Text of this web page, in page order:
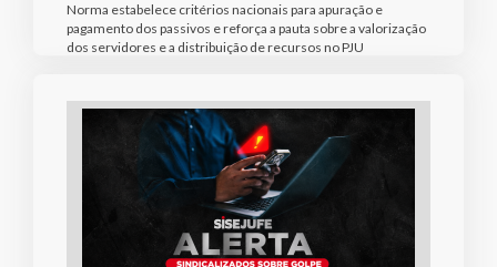
Norma estabelece critérios nacionais para apuração e
pagamento dos passivos e reforça a pauta sobre a valorização
dos servidores e a distribuição de recursos no PJU